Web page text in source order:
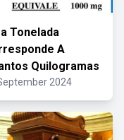
Tonelada
A
Quilogramas
2024